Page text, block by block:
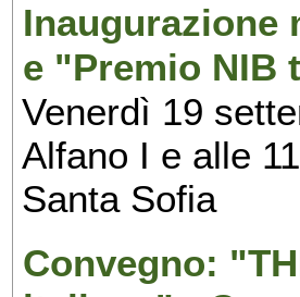
Inaugurazione
e "Premio NIB
Venerdì 19
Alfano I e alle
Santa Sofia
Convegno: